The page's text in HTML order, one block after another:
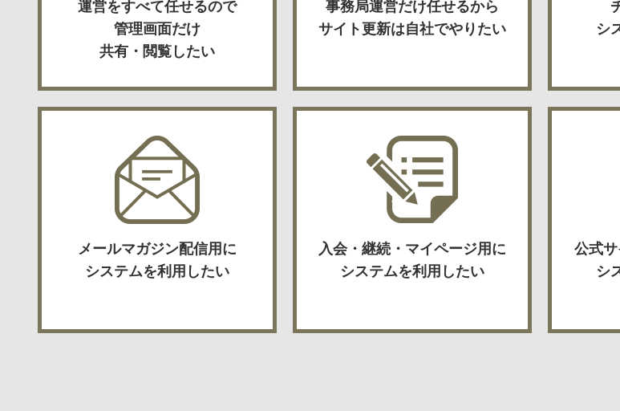
運営をすべて任せるので
管理画面だけ
共有・閲覧したい
事務局運営だけ任せるから
サイト更新は自社でやりたい
シ
メールマガジン配信用に
システムを利用したい
入会・継続・マイページ用に
システムを利用したい
公式
シ